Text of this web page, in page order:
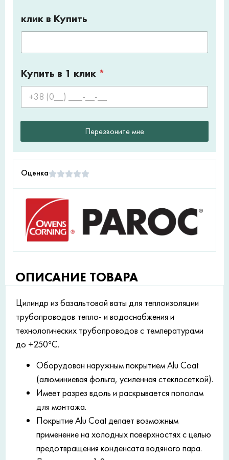
клик в Купить
Купить в 1 клик *
Перезвоните мне
Оценка
ОПИСАНИЕ ТОВАРА
Цилиндр из базальтовой ваты для теплоизоляции
трубопроводов тепло- и водоснабжения и
технологических трубопроводов с температурами
до +250°С.
Оборудован наружным покрытием Alu Coat
(алюминиевая фольга, усиленная стеклосеткой).
Имеет разрез вдоль и раскрывается пополам
для монтажа.
Покрытие Alu Coat делает возможным
применение на холодных поверхностях с целью
предотвращения конденсата водяного пара.